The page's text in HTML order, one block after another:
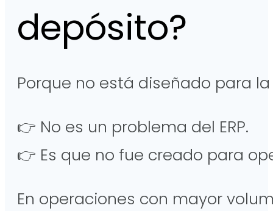
depósito?
Porque no está diseñado para
👉 No es un problema del ERP.
👉 Es que no fue creado para
En operaciones con mayor